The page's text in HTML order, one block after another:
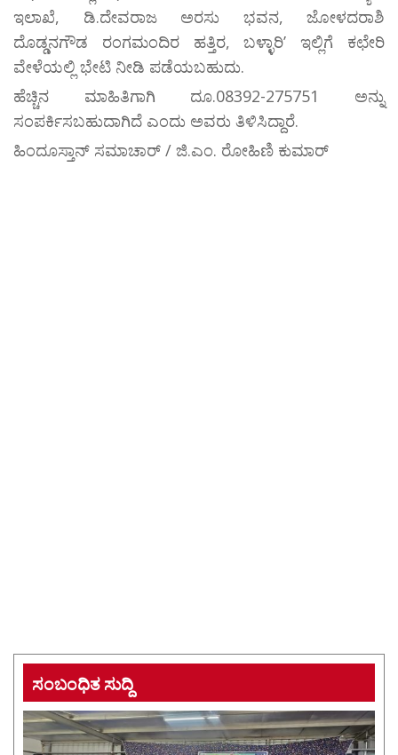
ಇಲಾಖೆ, ಡಿ.ದೇವರಾಜ ಅರಸು ಭವನ, ಜೋಳದರಾಶಿ
ದೊಡ್ಡನಗೌಡ ರಂಗಮಂದಿರ ಹತ್ತಿರ, ಬಳ್ಳಾರಿ’ ಇಲ್ಲಿಗೆ ಕಛೇರಿ
ವೇಳೆಯಲ್ಲಿ ಭೇಟಿ ನೀಡಿ ಪಡೆಯಬಹುದು.
ಹೆಚ್ಚಿನ ಮಾಹಿತಿಗಾಗಿ ದೂ.08392-275751 ಅನ್ನು
ಸಂಪರ್ಕಿಸಬಹುದಾಗಿದೆ ಎಂದು ಅವರು ತಿಳಿಸಿದ್ದಾರೆ.
ಹಿಂದೂಸ್ತಾನ್ ಸಮಾಚಾರ್ / ಜಿ.ಎಂ. ರೋಹಿಣಿ ಕುಮಾರ್
ಸಂಬಂಧಿತ ಸುದ್ದಿ